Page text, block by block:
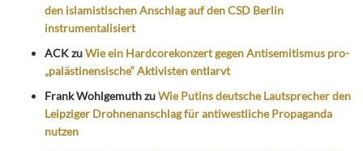
den islamistischen Anschlag auf den CSD Berlin
instrumentalisiert
ACKzuWie ein Hardcorekonzert gegen Antisemitismus pro-
„palästinensische“ Aktivisten entlarvt
Frank WohlgemuthzuWie Putins deutsche Lautsprecher den
Leipziger Drohnenanschlag für antiwestliche Propaganda
nutzen